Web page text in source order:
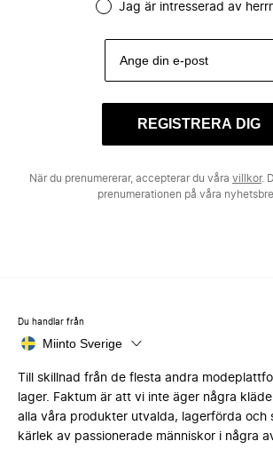
Jag är intresserad av
REGISTRERA DIG
När du prenumererar, accepterar du våra villkor.
prenumerationen på våra
Du handlar från
Miinto Sverige
Till skillnad från de flesta andra
lager. Faktum är att vi inte äger några
alla våra produkter utvalda, lagerförda och
kärlek av passionerade människor i några